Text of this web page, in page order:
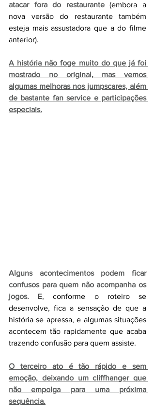
atacar fora do restaurante (embora a
nova versão do restaurante também
esteja mais assustadora que a do filme
anterior).
A história não foge muito do que já foi
mostrado no original, mas vemos
algumas melhoras nos jumpscares, além
de bastante fan service e participações
especiais.
Alguns acontecimentos podem ficar
confusos para quem não acompanha os
jogos.
E, conforme o roteiro se
desenvolve, fica a sensação de que a
história se apressa, e algumas situações
acontecem tão rapidamente que acaba
trazendo confusão para quem assiste.
O terceiro ato é tão rápido e sem
emoção, deixando um cliffhanger que
não empolga para uma próxima
sequência.